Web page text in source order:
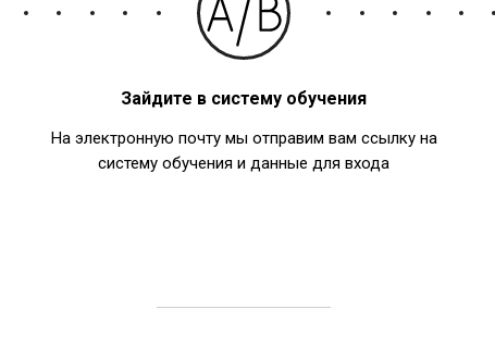
Зайдите в систему обучения
На электронную почту мы отправим вам ссылку на
систему обучения и данные для входа